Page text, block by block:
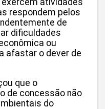
atividades
respondem pelos
de
dificuldades
ou
afastar o dever de
que o
de concessão não
do